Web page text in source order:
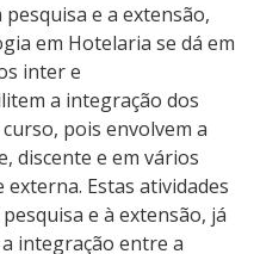
e a extensão,
em Hotelaria se dá em
inter e
a integração dos
pois envolvem a
discente e em vários
Estas atividades
e à extensão, já
integração entre a